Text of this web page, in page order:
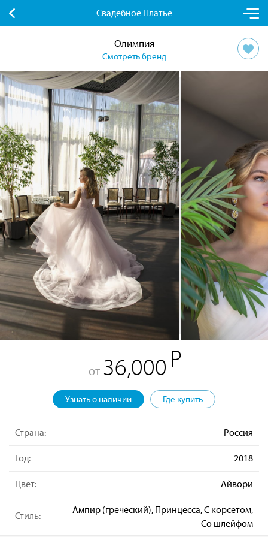
Свадебное Платье
Олимпия
Смотреть бренд
от 36,000
Узнать о наличии Где купить
Страна: Россия
Год: 2018
Цвет: Айвори
Стиль:
Ампир (греческий), Принцесса, С корсетом,
Со шлейфом